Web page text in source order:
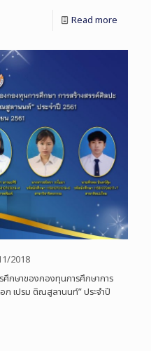
Read more
2018
กษาของกองทุนการศึกษาการ
ก เปรม ติณสูลานนท์” ประจำปี